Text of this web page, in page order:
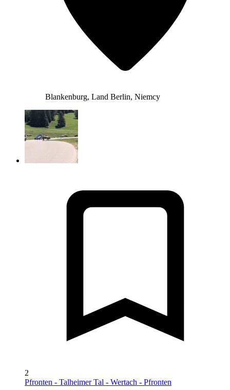
Blankenburg, Land Berlin, Niemcy
2
Pfronten - Talheimer Tal - Wertach - Pfronten